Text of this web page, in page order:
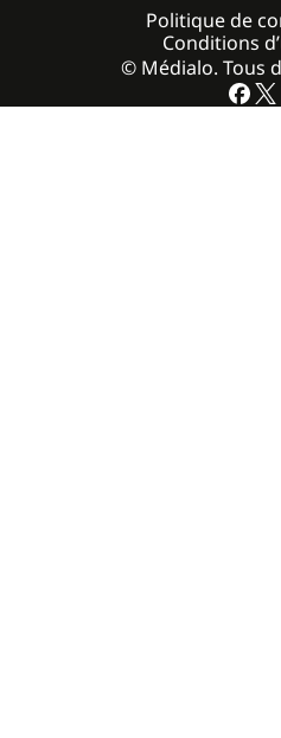
© Médialo. Tous
Politique de
Conditions